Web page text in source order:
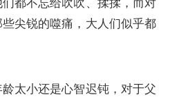
都不忘给吹吹、揉揉，而对
尖锐的噬痛，大人们似乎都
太小还是心智迟钝，对于父